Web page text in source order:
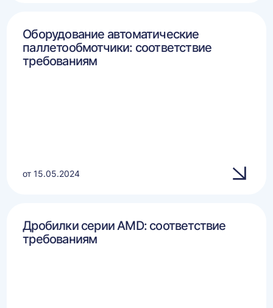
Оборудование автоматические
паллетообмотчики: соответствие
требованиям
от 15.05.2024
Дробилки серии AMD: соответствие
требованиям